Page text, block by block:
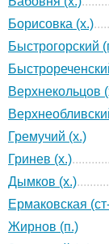
Борисовка (х.)
Быстрогорский
Верхнекольцов
Гремучий (х.)
Гринев (х.)
Дымков (х.)
Ермаковская
Жирнов (п.)